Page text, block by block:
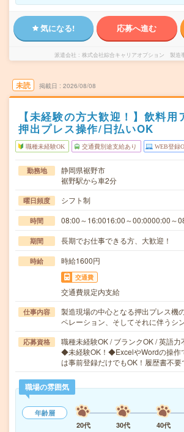
気になる! 応募へ進む
派遣会社 株式会社綜合キャリアオプション 製造
未読 掲載日 2026/08/08
【未経験の方大歓迎！】飲料用
押出プレス操作/日払いOK
職種未経験OK 交通費別途支給あり WEB登録
勤務地
静岡県裾野市
裾野駅から車2分
曜日頻度 シフト制
時間 08:00～16:0016:00～00:0000:00～
期間 長期でお仕事できる方、大歓迎！
時給 時給1600円
交通費
交通費規定内支給
仕事内容
製造現場の中心となる押出プレス機
ペレーション、そしてそれに伴うシ
応募資格
職種未経験OK / ブランクOK / 英語力
◆未経験OK！◆ExcelやWordの操作
は事前登録だけでもOK！履歴書不
職場の雰囲気
年齢層
20代
30代 40代